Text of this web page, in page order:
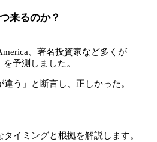
来るのか？
、著名投資家など多くが
予測しました。
う」と断言し、正しかった。
イミングと根拠を解説します。